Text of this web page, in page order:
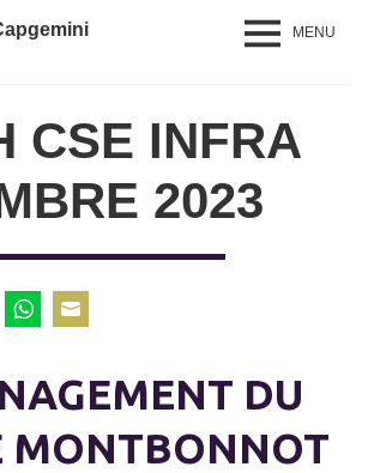
MENU
CSE INFRA
2023
WhatsApp
Email
DU
MONTBONNOT